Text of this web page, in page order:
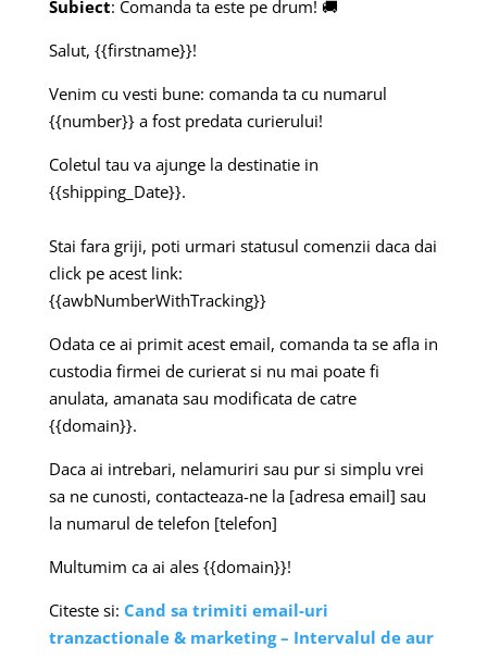
Subiect: Comanda ta este pe drum! 🚚
Salut, {{firstname}}!
Venim cu vesti bune: comanda ta cu numarul
{{number}} a fost predata curierului!
Coletul tau va ajunge la destinatie in
{{shipping_Date}}​​​​​​​.
Stai fara griji, poti urmari statusul comenzii daca dai
click pe acest link:
{{awbNumberWithTracking}}
Odata ce ai primit acest email, comanda ta se afla in
custodia firmei de curierat si nu mai poate fi
anulata, amanata sau modificata de catre
{{domain}}.
Daca ai intrebari, nelamuriri sau pur si simplu vrei
sa ne cunosti, contacteaza-ne la [adresa email] sau
la numarul de telefon [telefon]
Multumim ca ai ales {{domain}}!
Citeste si: Cand sa trimiti email-uri
tranzactionale & marketing – Intervalul de aur